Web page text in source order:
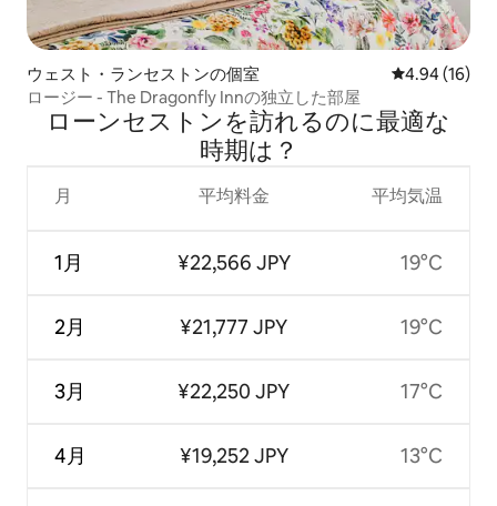
ウェスト・ランセストンの個室 レビュー16
4.94 (16)
ロージー - The Dragonfly Innの独立した部屋
ローンセストンを訪⁠れ⁠るの⁠に最⁠適⁠な
時⁠期⁠は⁠？
月
1月
2月
3月
4月
平均料金
¥22,566 JPY
¥21,777 JPY
¥22,250 JPY
¥19,252 JPY
平均気温
19°C
19°C
17°C
13°C